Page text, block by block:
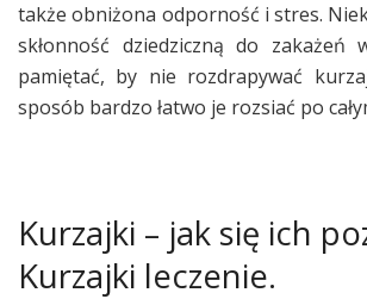
także obniżona odporność i stres.
skłonność dziedziczną do zakażeń
pamiętać, by nie rozdrapywać
sposób bardzo łatwo je rozsiać po
Kurzajki – jak się ich
Kurzajki leczenie.